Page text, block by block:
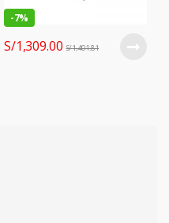
-7%
S/1,309.00 S/1,401.81